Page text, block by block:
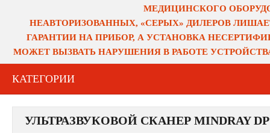
МЕДИЦИНСКОГО
НЕАВТОРИЗОВАННЫХ, «СЕРЫХ» ДИЛЕРОВ
ГАРАНТИИ НА ПРИБОР, А УСТАНОВКА
МОЖЕТ ВЫЗВАТЬ НАРУШЕНИЯ В РАБОТЕ
КАТЕГОРИИ
УЛЬТРАЗВУКОВОЙ СКАНЕР MINDRAY DP